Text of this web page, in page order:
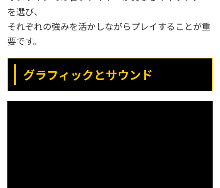
を選び、
それぞれの強みを活かしながらプレイすることが重
要です。
グラフィックとサウンド